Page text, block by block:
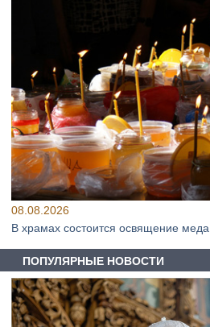
08.08.2026
В храмах состоится освящение меда
ПОПУЛЯРНЫЕ НОВОСТИ